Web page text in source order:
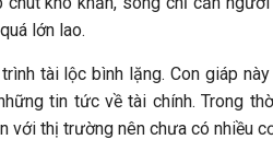
lớn lao.
tài lộc bình lặng. Con giáp
tin tức về tài chính. Trong
với thị trường nên chưa có nhiều